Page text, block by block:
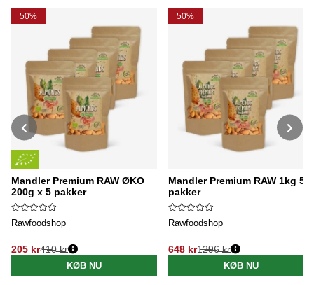
50%
Mandler Premium RAW ØKO
200g x 5 pakker
Rawfoodshop
205 kr
Normalpris:
410 kr
KØB NU
50%
Mandler Premium RAW 1kg 5
pakker
Rawfoodshop
648 kr
Normalpris:
1296 kr
KØB NU